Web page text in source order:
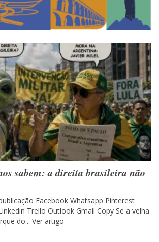
sabem: a direita brasileira não
Facebook Whatsapp Pinterest
Trello Outlook Gmail Copy Se a velha
do... Ver artigo